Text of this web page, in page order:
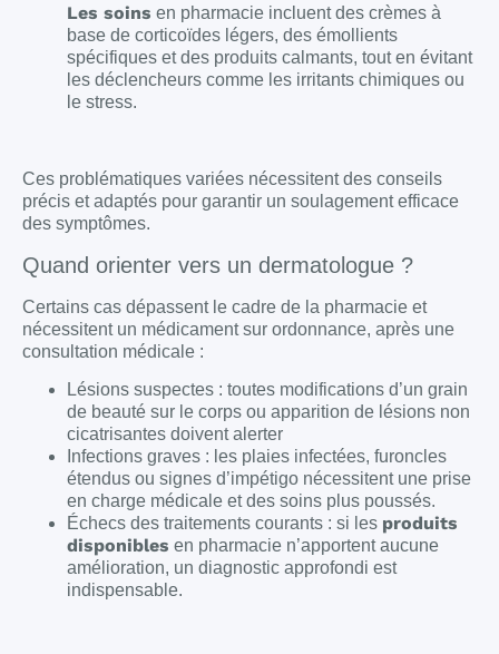
Les soins en pharmacie incluent des crèmes à
base de corticoïdes légers, des émollients
spécifiques et des produits calmants, tout en évitant
les déclencheurs comme les irritants chimiques ou
le stress.
Ces problématiques variées nécessitent des conseils
précis et adaptés pour garantir un soulagement efficace
des symptômes.
Quand orienter vers un dermatologue ?
Certains cas dépassent le cadre de la pharmacie et
nécessitent un médicament sur ordonnance, après une
consultation médicale :
Lésions suspectes : toutes modifications d’un grain
de beauté sur le corps ou apparition de lésions non
cicatrisantes doivent alerter
Infections graves : les plaies infectées, furoncles
étendus ou signes d’impétigo nécessitent une prise
en charge médicale et des soins plus poussés.
Échecs des traitements courants : si les produits
disponibles en pharmacie n’apportent aucune
amélioration, un diagnostic approfondi est
indispensable.